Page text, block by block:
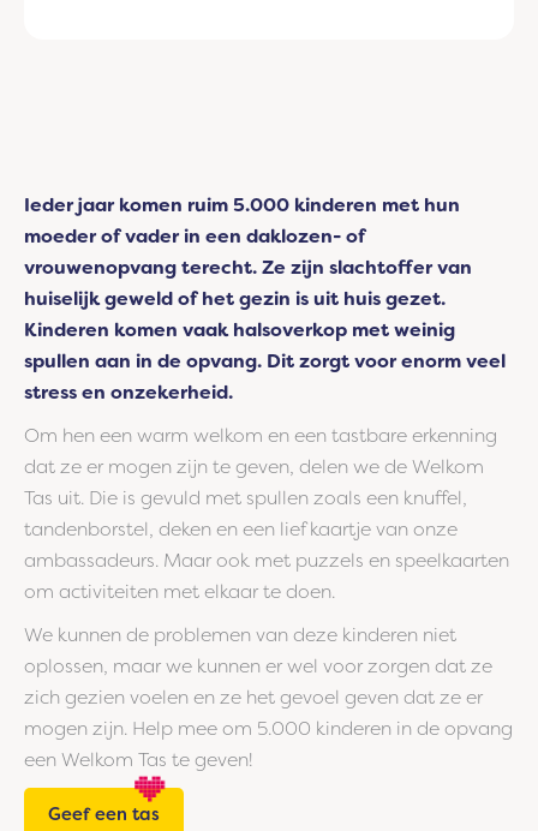
Ieder jaar komen ruim 5.000 kinderen met hun
moeder of vader in een daklozen- of
vrouwenopvang terecht. Ze zijn slachtoffer van
huiselijk geweld of het gezin is uit huis gezet.
Kinderen komen vaak halsoverkop met weinig
spullen aan in de opvang. Dit zorgt voor enorm veel
stress en onzekerheid.
Om hen een warm welkom en een tastbare erkenning
dat ze er mogen zijn te geven, delen we de Welkom
Tas uit. Die is gevuld met spullen zoals een knuffel,
tandenborstel, deken en een lief kaartje van onze
ambassadeurs. Maar ook met puzzels en speelkaarten
om activiteiten met elkaar te doen.
We kunnen de problemen van deze kinderen niet
oplossen, maar we kunnen er wel voor zorgen dat ze
zich gezien voelen en ze het gevoel geven dat ze er
mogen zijn. Help mee om 5.000 kinderen in de opvang
een Welkom Tas te geven!
Geef een tas